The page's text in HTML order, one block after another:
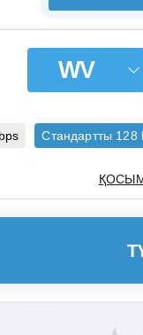
WV
Стандартты 128